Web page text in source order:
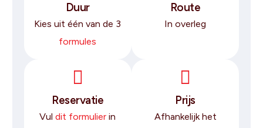
Duur
Kies uit één van de 3
formules
Route
In overleg
Reservatie
Vuldit formulier in
Prijs
Afhankelijk het